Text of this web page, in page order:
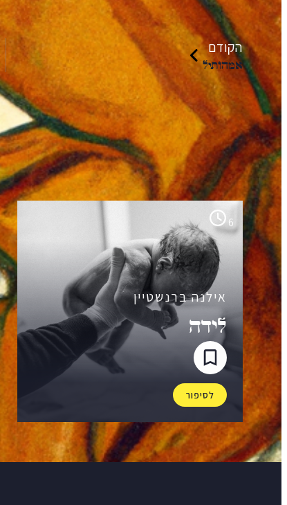
הקודם
אִמָּהוֹתַיִל
הקריאה הבאה שלך
6
אילנה ברנשטיין
לידה
לסיפור